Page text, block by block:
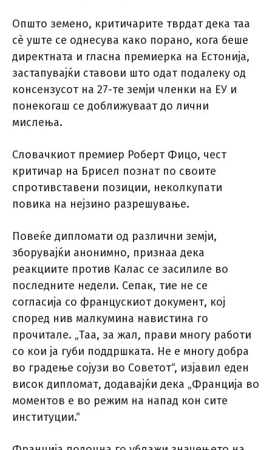
Општо земено, критичарите тврдат дека таа
сè уште се однесува како порано, кога беше
директната и гласна премиерка на Естонија,
застапувајќи ставови што одат подалеку од
консензусот на 27-те земји членки на ЕУ и
понекогаш се доближуваат до лични
мислења.
Словачкиот премиер Роберт Фицо, чест
критичар на Брисел познат по своите
спротивставени позиции, неколкупати
повика на нејзино разрешување.
Повеќе дипломати од различни земји,
зборувајќи анонимно, признаа дека
реакциите против Калас се засилиле во
последните недели. Сепак, тие не се
согласија со францускиот документ, кој
според нив малкумина навистина го
прочитале. „Таа, за жал, прави многу работи
со кои ја губи поддршката. Не е многу добра
во градење сојузи во Советот“, изјавил еден
висок дипломат, додавајќи дека „Франција во
моментов е во режим на напад кон сите
институции.“